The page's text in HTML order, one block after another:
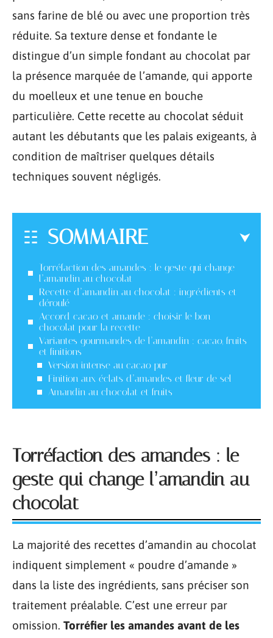
sans farine de blé ou avec une proportion très
réduite. Sa texture dense et fondante le
distingue d’un simple fondant au chocolat par
la présence marquée de l’amande, qui apporte
du moelleux et une tenue en bouche
particulière. Cette recette au chocolat séduit
autant les débutants que les palais exigeants, à
condition de maîtriser quelques détails
techniques souvent négligés.
SOMMAIRE
Torréfaction des amandes : le geste qui change
l’amandin au chocolat
Recette d’amandin au chocolat : ingrédients et
déroulé
Accord cacao et amande : choisir le bon
chocolat pour la recette
Variantes gourmandes de l’amandin : cacao, fruits
et finitions
Version intense au cacao pur
Finition aux éclats d’amandes et fleur de sel
Amandin au chocolat et fruits
Torréfaction des amandes : le
geste qui change l’amandin au
chocolat
La majorité des recettes d’amandin au chocolat
indiquent simplement « poudre d’amande »
dans la liste des ingrédients, sans préciser son
traitement préalable. C’est une erreur par
omission. Torréfier les amandes avant de les